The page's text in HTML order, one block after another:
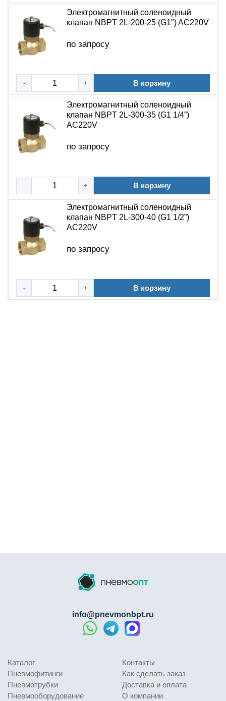
Электромагнитный соленоидный
клапан NBPT 2L-200-25 (G1") AC220V
по запросу
- + В корзину
Электромагнитный соленоидный
клапан NBPT 2L-300-35 (G1 1/4”)
AC220V
по запросу
- + В корзину
Электромагнитный соленоидный
клапан NBPT 2L-300-40 (G1 1/2”)
AC220V
по запросу
- + В корзину
Каталог
Пневмофитинги
Пневмотрубки
Пневмооборудование
Контакты
Как сделать заказ
Доставка и оплата
О компании
info@pnevmonbpt.ru